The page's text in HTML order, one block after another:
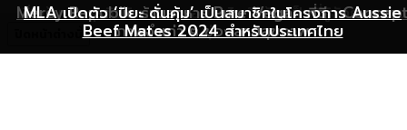
เริ่มต้นเปิดธุรกิจร้านอาหารอย่างไร ให้ร้านเป็นที่รู้จักยอดขาย
พุ่ง
Mercy Republic ร้านอาหาร Pure Vegan ที่ฉีก
ภาพจำเก่า ๆ ของสายสุขภาพ
MLA เปิดตัว ‘ปิยะ ดั่นคุ้ม’ เป็นสมาชิกในโครงการ Aussie
Beef Mates 2024 สำหรับประเทศไทย
ปิดหน้าต่างนี้